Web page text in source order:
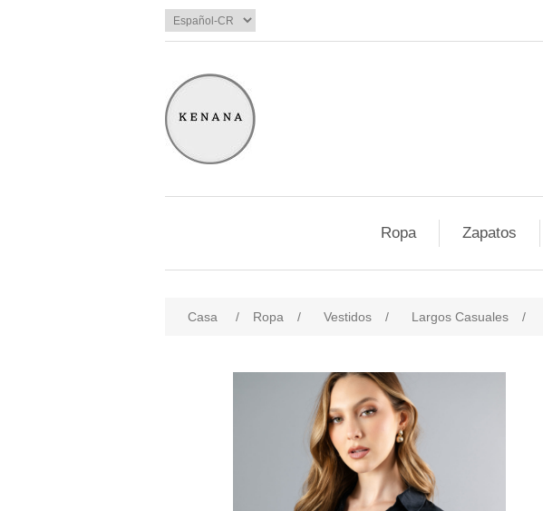
Ropa Zapatos
Casa / Ropa / Vestidos / Largos Casuales /